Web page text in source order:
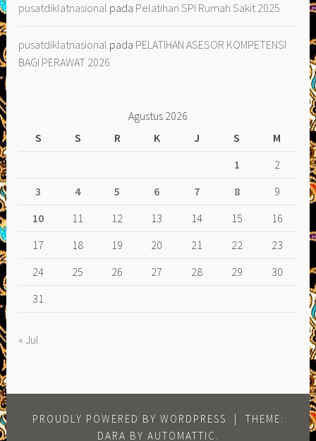
pusatdiklatnasional pada Pelatihan SPI Rumah Sakit 2025
pusatdiklatnasional pada PELATIHAN ASESOR KOMPETENSI
BAGI PERAWAT 2026
Agustus 2026
S
S R K J S
M
1
2
3
4 5 6 7 8
9
10
11 12 13 14 15
16
17
18 19 20 21 22
23
24
25 26 27 28 29
30
31
« Jul
PROUDLY POWERED BY WORDPRESS |
THEME:
DARA BY AUTOMATTIC .